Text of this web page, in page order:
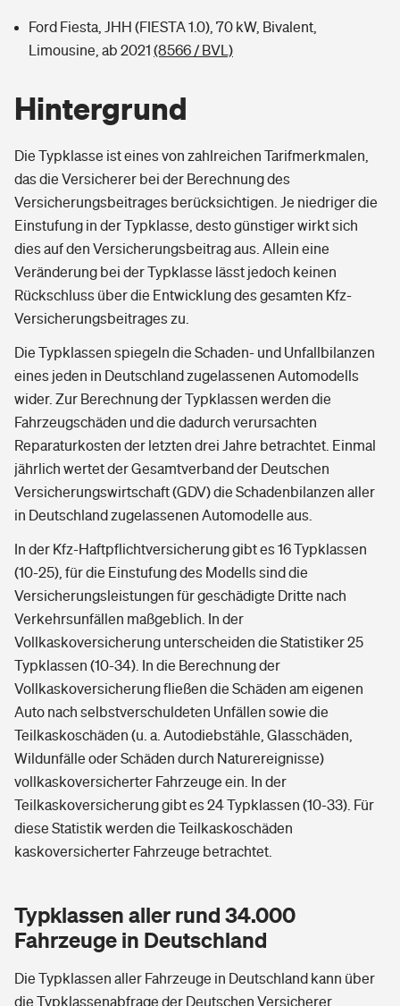
Ford Fiesta, JHH (FIESTA 1.0), 70 kW, Bivalent,
Limousine, ab 2021 (8566 / BVL)
Hintergrund
Die Typklasse ist eines von zahlreichen Tarifmerkmalen,
das die Versicherer bei der Berechnung des
Versicherungsbeitrages berücksichtigen. Je niedriger die
Einstufung in der Typklasse, desto günstiger wirkt sich
dies auf den Versicherungsbeitrag aus. Allein eine
Veränderung bei der Typklasse lässt jedoch keinen
Rückschluss über die Entwicklung des gesamten Kfz-
Versicherungsbeitrages zu.
Die Typklassen spiegeln die Schaden- und Unfallbilanzen
eines jeden in Deutschland zugelassenen Automodells
wider. Zur Berechnung der Typklassen werden die
Fahrzeugschäden und die dadurch verursachten
Reparaturkosten der letzten drei Jahre betrachtet. Einmal
jährlich wertet der Gesamtverband der Deutschen
Versicherungswirtschaft (GDV) die Schadenbilanzen aller
in Deutschland zugelassenen Automodelle aus.
In der Kfz-Haftpflichtversicherung gibt es 16 Typklassen
(10-25), für die Einstufung des Modells sind die
Versicherungsleistungen für geschädigte Dritte nach
Verkehrsunfällen maßgeblich. In der
Vollkaskoversicherung unterscheiden die Statistiker 25
Typklassen (10-34). In die Berechnung der
Vollkaskoversicherung fließen die Schäden am eigenen
Auto nach selbstverschuldeten Unfällen sowie die
Teilkaskoschäden (u. a. Autodiebstähle, Glasschäden,
Wildunfälle oder Schäden durch Naturereignisse)
vollkaskoversicherter Fahrzeuge ein. In der
Teilkaskoversicherung gibt es 24 Typklassen (10-33). Für
diese Statistik werden die Teilkaskoschäden
kaskoversicherter Fahrzeuge betrachtet.
Typklassen aller rund 34.000
Fahrzeuge in Deutschland
Die Typklassen aller Fahrzeuge in Deutschland kann über
die Typklassenabfrage der Deutschen Versicherer